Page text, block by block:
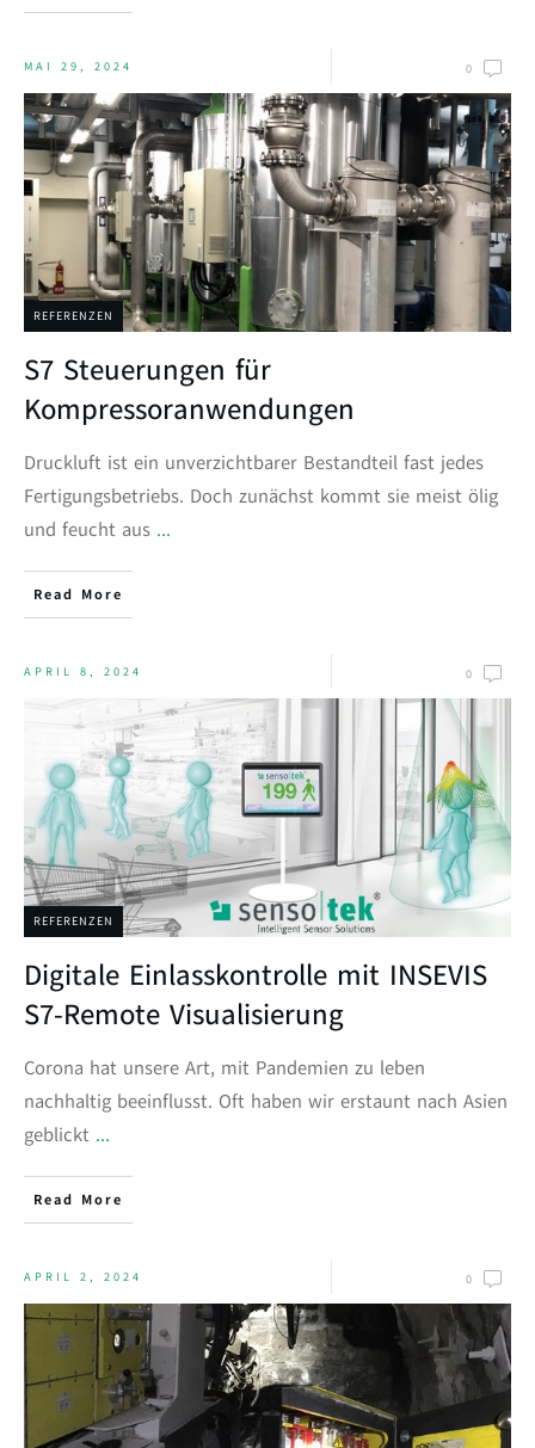
MAI 29, 2024 0
REFERENZEN
S7 Steuerungen für
Kompressoranwendungen
Druckluft ist ein unverzichtbarer Bestandteil fast jedes
Fertigungsbetriebs. Doch zunächst kommt sie meist ölig
und feucht aus ...
Read More
APRIL 8, 2024 0
REFERENZEN
Digitale Einlasskontrolle mit INSEVIS
S7-Remote Visualisierung
Corona hat unsere Art, mit Pandemien zu leben
nachhaltig beeinflusst. Oft haben wir erstaunt nach Asien
geblickt ...
Read More
APRIL 2, 2024 0